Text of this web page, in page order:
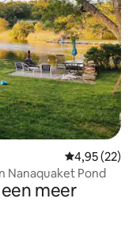
Gemiddelde
4,95 (22)
Nanaquaket Pond
meer